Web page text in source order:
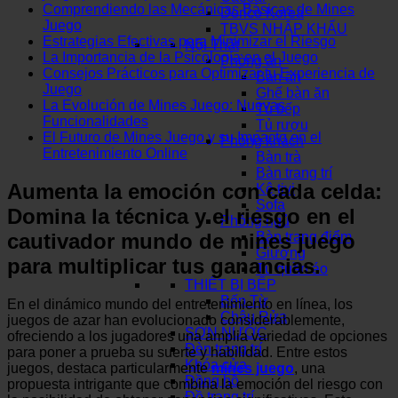
Dorico Korea
TBVS NHẬP KHẨU
Nội Thất
Phòng ăn
Bàn ăn
Ghế bàn ăn
Tủ bếp
Tủ rượu
Phòng khách
Bàn trà
Bàn trang trí
Kệ tivi
Sofa
Phòng ngủ
Bàn trang điểm
Giường
Tủ quần áo
THIẾT BỊ BẾP
Bếp Từ
Chậu Rửa
SƠN NƯỚC
Đèn trang trí
Khóa cửa
Đồng hồ
Comprendiendo las Mecánicas Básicas de Mines
Juego
Estrategias Efectivas para Minimizar el Riesgo
La Importancia de la Psicología en el Juego
Consejos Prácticos para Optimizar tu Experiencia de
Juego
La Evolución de Mines Juego: Nuevas
Funcionalidades
El Futuro de Mines Juego y su Impacto en el
Entretenimiento Online
Aumenta la emoción con cada celda:
Domina la técnica y el riesgo en el
cautivador mundo de mines juego
para multiplicar tus ganancias.
En el dinámico mundo del entretenimiento en línea, los
juegos de azar han evolucionado considerablemente,
ofreciendo a los jugadores una amplia variedad de opciones
para poner a prueba su suerte y habilidad. Entre estos
juegos, destaca particularmentemines juego, una
propuesta intrigante que combina la emoción del riesgo con